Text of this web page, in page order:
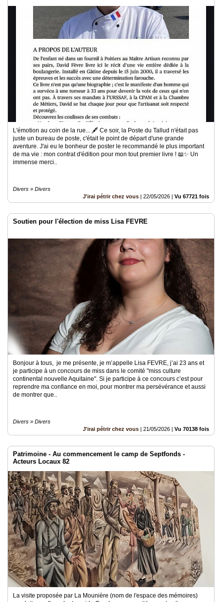
L'émotion au coin de la rue... 🖋️ ​Ce soir, la Poste du Tallud n'était pas
juste un bureau de poste, c'était le point de départ d'une grande
aventure. J'ai eu le bonheur de poster le recommandé le plus important
de ma vie : mon contrat d'édition pour mon tout premier livre ! 📖✨ ​Un
immense merci..
Divers » Divers
J'irai pétrir chez vous | 22/05/2026 | Vu 67721 fois
Soutien pour l'élection de miss Lisa FEVRE
Bonjour à tous, je me présente, je m’appelle Lisa FEVRE, j’ai 23 ans et
je participe à un concours de miss dans le comité "miss culture
continental nouvelle Aquitaine". Si je participe à ce concours c’est pour
reprendre ma confiance en moi, pour montrer ma persévérance et aussi
de montrer que..
Divers » Divers
J'irai pétrir chez vous | 21/05/2026 | Vu 70138 fois
Patrimoine - Au commencement le camp de Septfonds -
Acteurs Locaux 82
La visite proposée par La Mounière (nom de l'espace des mémoires)